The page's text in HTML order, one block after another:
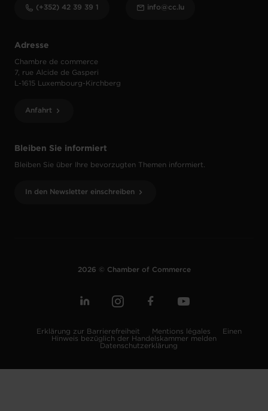
Bleiben Sie informiert
Bleiben Sie über Ihre bevorzugten Themen informiert.
In den Newsletter einschreiben
Adresse
Chambre de commerce
7, rue Alcide de Gasperi
L-1615 Luxembourg-Kirchberg
Anfahrt
(+352) 42 39 39 1 info@cc.lu
2026 © Chamber of Commerce
Erklärung zur Barrierefreiheit Mentions légales
Einen
Hinweis bezüglich der Handelskammer melden
Datenschutzerklärung